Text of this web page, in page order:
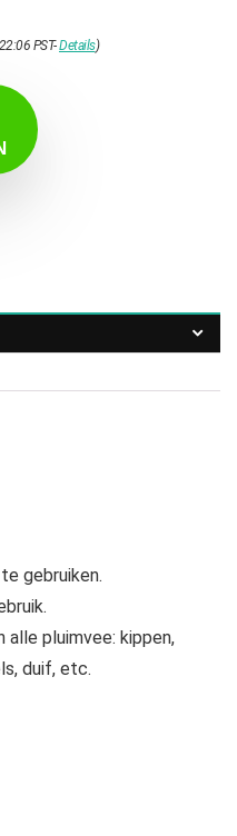
PST-Details)
gebruiken.
alle pluimvee: kippen,
duif, etc.